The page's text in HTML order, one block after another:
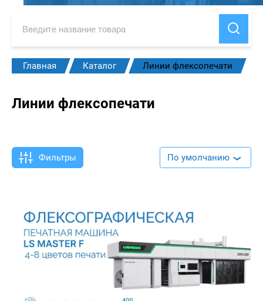
Главная Каталог Линии флексопечати
Линии флексопечати
Фильтры По умолчанию